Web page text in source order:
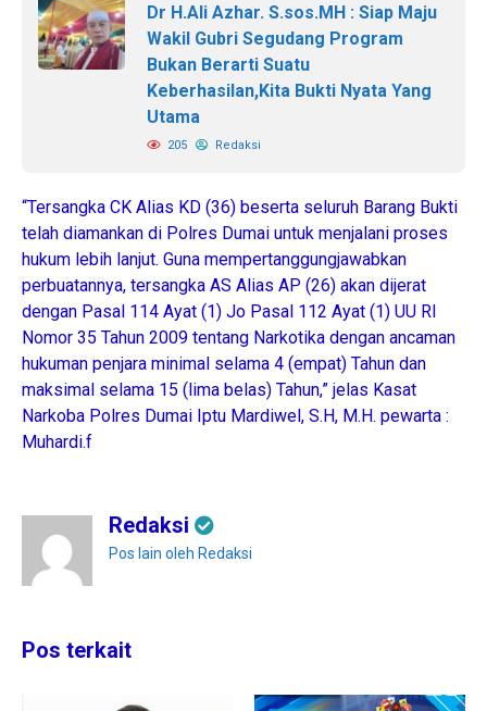
Dr H.Ali Azhar. S.sos.MH : Siap Maju
Wakil Gubri Segudang Program
Bukan Berarti Suatu
Keberhasilan,Kita Bukti Nyata Yang
Utama
205 Redaksi
“Tersangka CK Alias KD (36) beserta seluruh Barang Bukti
telah diamankan di Polres Dumai untuk menjalani proses
hukum lebih lanjut. Guna mempertanggungjawabkan
perbuatannya, tersangka AS Alias AP (26) akan dijerat
dengan Pasal 114 Ayat (1) Jo Pasal 112 Ayat (1) UU RI
Nomor 35 Tahun 2009 tentang Narkotika dengan ancaman
hukuman penjara minimal selama 4 (empat) Tahun dan
maksimal selama 15 (lima belas) Tahun,” jelas Kasat
Narkoba Polres Dumai Iptu Mardiwel, S.H, M.H. pewarta :
Muhardi.f
Redaksi
Pos lain oleh Redaksi
Pos terkait